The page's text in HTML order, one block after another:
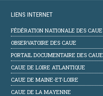
des
publications
LIENS INTERNET
FÉDÉRATION NATIONALE DES CAUE
OBSERVATOIRE DES CAUE
PORTAIL DOCUMENTAIRE DES CAUE
CAUE DE LOIRE ATLANTIQUE
CAUE DE MAINE-ET-LOIRE
CAUE DE LA MAYENNE